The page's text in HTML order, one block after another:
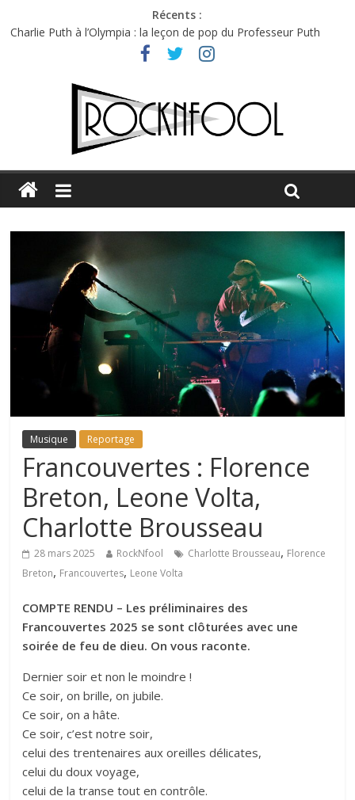
Récents :
Charlie Puth à l’Olympia : la leçon de pop du Professeur Puth
Festival Triptyque : un nouveau festival de musique indépendant
Hellfest 2026 vendredi : température et émotions en hausse
Hellfest 2026 jeudi : impossible de choisir entre chaleur et bonne
Première édition du Midgard Festival : entre bière, métal et
Musique Reportage
Francouvertes : Florence
Breton, Leone Volta,
Charlotte Brousseau
28 mars 2025 RockNfool Charlotte Brousseau, Florence
Breton, Francouvertes, Leone Volta
COMPTE RENDU – Les préliminaires des
Francouvertes 2025 se sont clôturées avec une
soirée de feu de dieu. On vous raconte.
Dernier soir et non le moindre !
Ce soir, on brille, on jubile.
Ce soir, on a hâte.
Ce soir, c’est notre soir,
celui des trentenaires aux oreilles délicates,
celui du doux voyage,
celui de la transe tout en contrôle.